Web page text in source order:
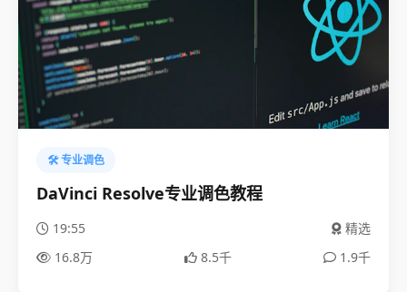
🛠️ 专业调色
DaVinci Resolve专业调色教程
19:55
精选
16.8万
8.5千 1.9千